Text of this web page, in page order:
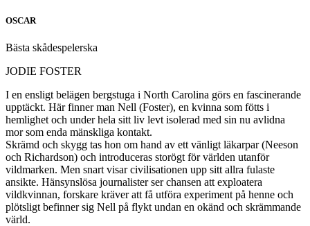
OSCAR
Bästa skådespelerska
JODIE FOSTER
I en ensligt belägen bergstuga i North Carolina görs en fascinerande
upptäckt. Här finner man Nell (Foster), en kvinna som fötts i
hemlighet och under hela sitt liv levt isolerad med sin nu avlidna
mor som enda mänskliga kontakt.
Skrämd och skygg tas hon om hand av ett vänligt läkarpar (Neeson
och Richardson) och introduceras storögt för världen utanför
vildmarken. Men snart visar civilisationen upp sitt allra fulaste
ansikte. Hänsynslösa journalister ser chansen att exploatera
vildkvinnan, forskare kräver att få utföra experiment på henne och
plötsligt befinner sig Nell på flykt undan en okänd och skrämmande
värld.